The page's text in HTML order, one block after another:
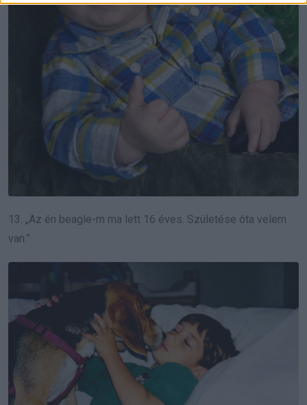
13. „Az én beagle-m ma lett 16 éves. Születése óta velem
van.”